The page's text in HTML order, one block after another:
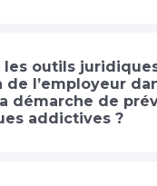
les outils
l’employeur
démarche de
addictives ?